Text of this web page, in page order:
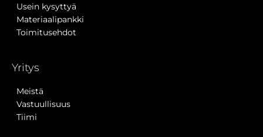
Usein kysyttyä
Materiaalipankki
Toimitusehdot
Yritys
Meistä
Vastuullisuus
Tiimi